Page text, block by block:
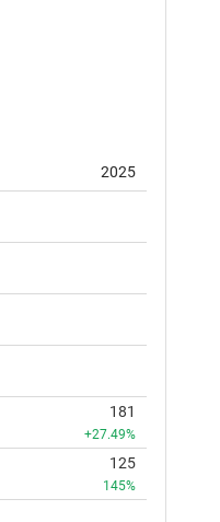
2025
181
+27.49%
125
145%